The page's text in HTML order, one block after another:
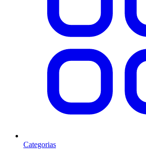
Categorias